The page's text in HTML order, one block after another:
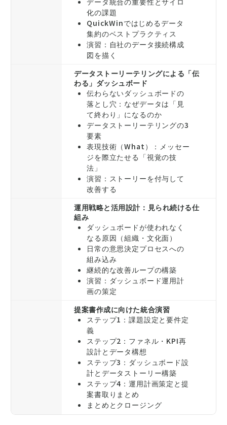
化の課題
QuickWinではじめるデータ
集約のベストプラクティス
演習：自社のデータ接続構成
図を描く
データストーリーテリングによる「伝
わる」ダッシュボード
伝わらないダッシュボードの
落とし穴：なぜデータは「見
て終わり」になるのか
データストーリーテリングの3
要素
表現技術（What）：メッセー
ジを際立たせる「視覚の技
法」
演習：ストーリーを付与して
改善する
運用戦略と活用設計：見られ続ける仕
組み
ダッシュボードが使われなく
なる原因（組織・文化面）
日常の意思決定プロセスへの
組み込み
継続的な改善ループの構築
演習：ダッシュボード運用計
画の策定
提案書作成に向けた統合演習
ステップ1：課題設定と要件定
義
ステップ2：ファネル・KPI再
設計とデータ構想
ステップ3：ダッシュボード設
計とデータストーリー構築
ステップ4：運用計画策定と提
案書取りまとめ
まとめとクロージング